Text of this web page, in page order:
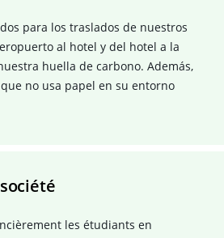
para los traslados de nuestros
al hotel y del hotel a la
huella de carbono. Además,
no usa papel en su entorno
les étudiants en